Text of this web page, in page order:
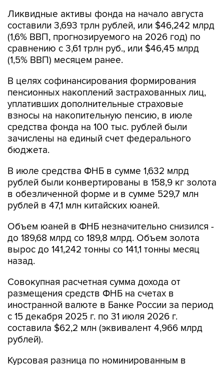
Ликвидные активы фонда на начало августа
составили 3,693 трлн рублей, или $46,242 млрд
(1,6% ВВП, прогнозируемого на 2026 год) по
сравнению с 3,61 трлн руб., или $46,45 млрд
(1,5% ВВП) месяцем ранее.
В целях софинансирования формирования
пенсионных накоплений застрахованных лиц,
уплативших дополнительные страховые
взносы на накопительную пенсию, в июле
средства фонда на 100 тыс. рублей были
зачислены на единый счет федерального
бюджета.
В июле средства ФНБ в сумме 1,632 млрд
рублей были конвертированы в 158,9 кг золота
в обезличенной форме и в сумме 529,7 млн
рублей в 47,1 млн китайских юаней.
Объем юаней в ФНБ незначительно снизился -
до 189,68 млрд со 189,8 млрд. Объем золота
вырос до 141,242 тонны со 141,1 тонны месяц
назад.
Совокупная расчетная сумма дохода от
размещения средств ФНБ на счетах в
иностранной валюте в Банке России за период
с 15 декабря 2025 г. по 31 июля 2026 г.
составила $62,2 млн (эквивалент 4,966 млрд
рублей).
Курсовая разница по номинированным в